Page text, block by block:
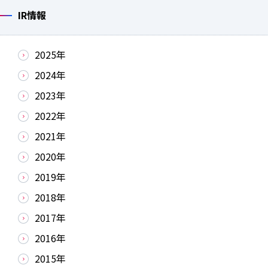
IR情報
2025年
2024年
2023年
2022年
2021年
2020年
2019年
2018年
2017年
2016年
2015年